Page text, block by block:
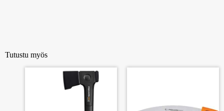
Tutustu myös